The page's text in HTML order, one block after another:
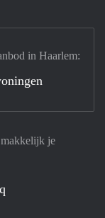
je
in Haarlem: